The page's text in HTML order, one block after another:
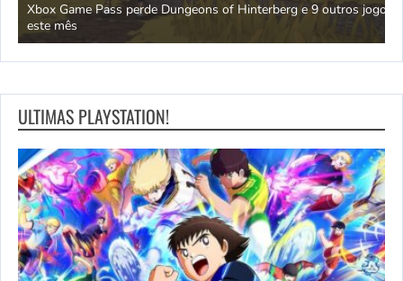
Xbox Game Pass perde Dungeons of Hinterberg e 9 outros jogos
este mês
ULTIMAS PLAYSTATION!